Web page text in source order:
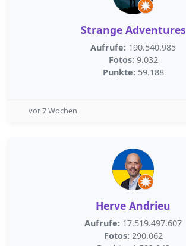
Strange Adventures
Aufrufe: 190.540.985
Fotos: 9.032
Punkte: 59.188
vor 7 Wochen
Herve Andrieu
Aufrufe: 17.519.497.607
Fotos: 290.062